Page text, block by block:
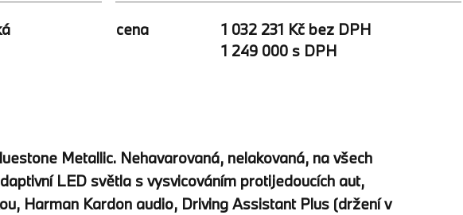
cena
1 032 231 Kč bez DPH
1 249 000 s DPH
Metallic. Nehavarovaná, nelakovaná, na všech
LED světla s vysvicováním protijedoucích aut,
Harman Kardon audio, Driving Assistant Plus (držení v